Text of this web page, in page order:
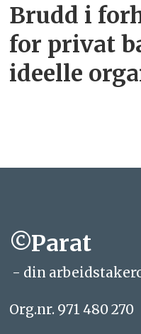
Brudd i
for privat
ideelle
©Parat
- din
Org.nr. 971 480 270